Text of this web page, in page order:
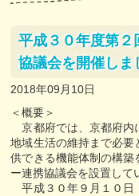
平成３０年度第
協議会を開催しま
2018年09月10日
＜概要＞
京都府では、京都府内
地域生活の維持まで必要
供できる機能体制の構築
ー連携協議会を設置し
平成３０年９月１０日